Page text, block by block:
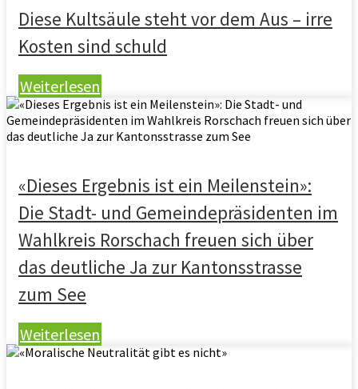
Diese Kultsäule steht vor dem Aus – irre
Kosten sind schuld
Weiterlesen
«Dieses Ergebnis ist ein Meilenstein»:
Die Stadt- und Gemeindepräsidenten im
Wahlkreis Rorschach freuen sich über
das deutliche Ja zur Kantonsstrasse
zum See
Weiterlesen